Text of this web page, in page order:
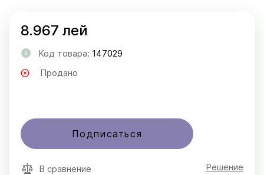
8.967 лей
Код товара: 147029
Продано
Подписаться
В сравнение Решение